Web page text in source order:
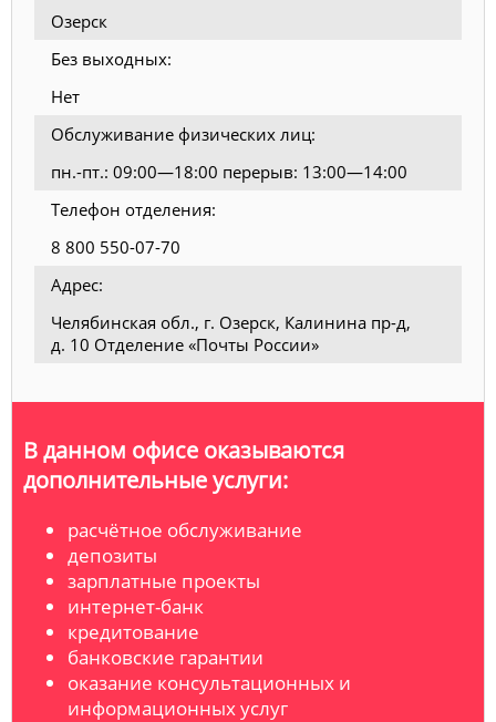
Озерск
Без выходных:
Нет
Обслуживание физических лиц:
пн.-пт.: 09:00—18:00 перерыв: 13:00—14:00
Телефон отделения:
8 800 550-07-70
Адрес:
Челябинская обл., г. Озерск, Калинина пр-д,
д. 10 Отделение «Почты России»
В данном офисе оказываются
дополнительные услуги:
расчётное обслуживание
депозиты
зарплатные проекты
интернет-банк
кредитование
банковские гарантии
оказание консультационных и
информационных услуг